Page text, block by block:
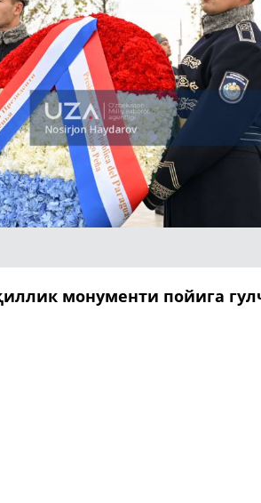
– в
совещания под
Президента
Мирзиёева
монументи пойига